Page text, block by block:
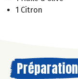
1 Citron
Préparation